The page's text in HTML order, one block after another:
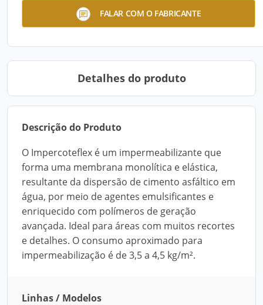
FALAR COM O FABRICANTE
Isoflex 7700 Fibras
Detalhes do produto
Descrição do Produto
O Impercoteflex é um impermeabilizante que
forma uma membrana monolítica e elástica,
resultante da dispersão de cimento asfáltico em
água, por meio de agentes emulsificantes e
enriquecido com polímeros de geração
avançada. Ideal para áreas com muitos recortes
e detalhes. O consumo aproximado para
impermeabilização é de 3,5 a 4,5 kg/m².
Linhas / Modelos